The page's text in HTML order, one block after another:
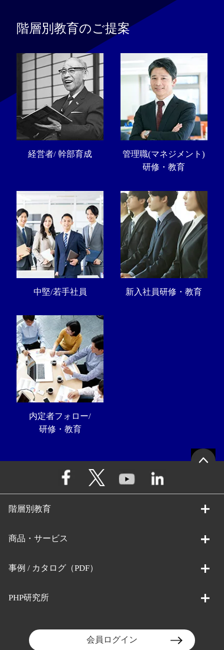
階層別教育のご提案
経営者/ 幹部育成
管理職(マネジメント)
研修・教育
中堅/若手社員 新入社員研修・教育
内定者フォロー/
研修・教育
階層別教育
商品・サービス
事例 / カタログ（PDF）
PHP研究所
会員ログイン